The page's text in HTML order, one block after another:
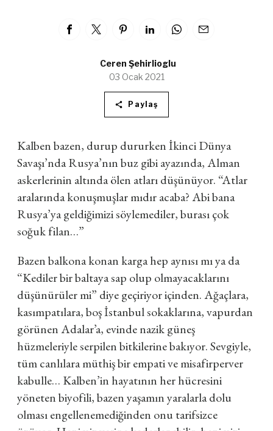
Ceren Şehirlioglu
03 Ocak 2021
Paylaş
Kalben bazen, durup dururken İkinci Dünya
Savaşı’nda Rusya’nın buz gibi ayazında, Alman
askerlerinin altında ölen atları düşünüyor. “Atlar
aralarında konuşmuşlar mıdır acaba? Abi bana
Rusya’ya geldiğimizi söylemediler, burası çok
soğuk filan…”
Bazen balkona konan karga hep aynısı mı ya da
“Kediler bir baltaya sap olup olmayacaklarını
düşünürüler mi” diye geçiriyor içinden. Ağaçlara,
kasımpatılara, boş İstanbul sokaklarına, vapurdan
görünen Adalar’a, evinde nazik güneş
hüzmeleriyle serpilen bitkilerine bakıyor. Sevgiyle,
tüm canlılara müthiş bir empati ve misafirperver
kabulle… Kalben’in hayatının her hücresini
yöneten biyofili, bazen yaşamın yaralarla dolu
olması engellenemediğinden onu tarifsizce